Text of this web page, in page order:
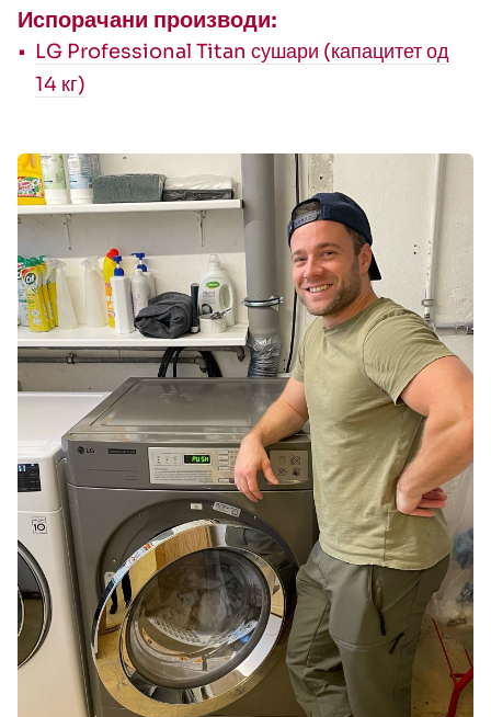
Испорачани производи:
LG Professional Titan сушари (капацитет од
14 кг)